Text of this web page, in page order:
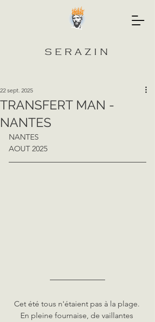
SERAZIN
TRANSFERT MAN -
NANTES
22 sept. 2025
NANTES
AOUT 2025
Cet été tous n'étaient pas à la plage.
En pleine fournaise, de vaillantes